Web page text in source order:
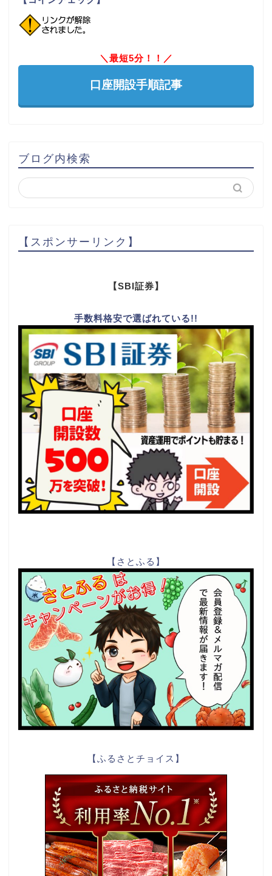
＼最短5分！！／
口座開設手順記事
ブログ内検索
【スポンサーリンク】
【SBI証券】
手数料格安で選ばれている!!
【さとふる】
【ふるさとチョイス】